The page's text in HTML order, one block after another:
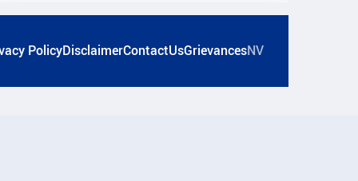
PolicyDisclaimerContactUsGrievancesNV